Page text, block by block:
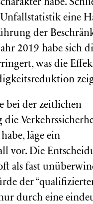
habe.
eine
der
2019 habe sich
was die
bei der zeitlichen
die
läge ein
vor. Die
als fast
der
durch eine